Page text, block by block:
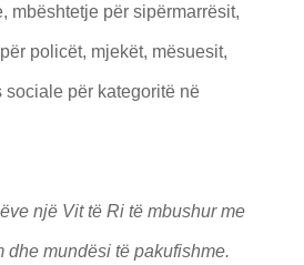
mbështetje për sipërmarrësit,
policët, mjekët, mësuesit,
sociale për kategoritë në
një Vit të Ri të mbushur me
dhe mundësi të pakufishme.